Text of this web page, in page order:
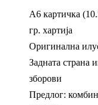
А6 картичка
гр. хартија
Оригинална
Задната страна
зборови
Предлог: